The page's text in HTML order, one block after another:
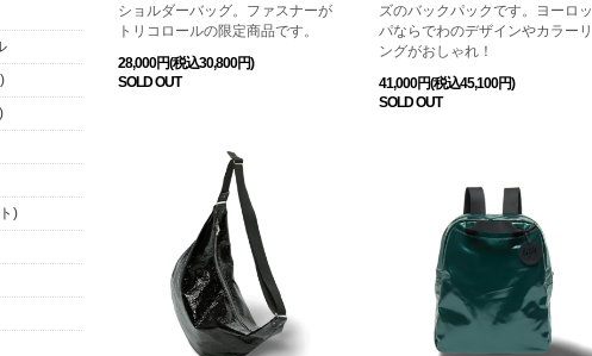
ショルダーバッグ。ファスナーが
トリコロールの限定商品です。
28,000円(税込30,800円)
SOLD OUT
ズのバックパックです。ヨーロッ
パならでわのデザインやカラーリ
ングがおしゃれ！
41,000円(税込45,100円)
SOLD OUT
)